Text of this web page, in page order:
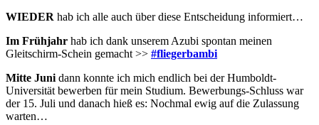
WIEDER hab ich alle auch über diese Entscheidung informiert…
Im Frühjahr hab ich dank unserem Azubi spontan meinen
Gleitschirm-Schein gemacht >> #fliegerbambi
Mitte Juni dann konnte ich mich endlich bei der Humboldt-
Universität bewerben für mein Studium. Bewerbungs-Schluss war
der 15. Juli und danach hieß es: Nochmal ewig auf die Zulassung
warten…